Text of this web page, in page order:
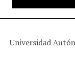
Universidad